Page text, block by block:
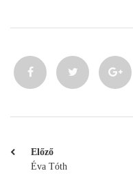
Előző
Éva Tóth